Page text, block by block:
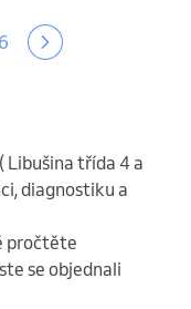
Libušina třída 4 a
diagnostiku a
pročtěte
se objednali